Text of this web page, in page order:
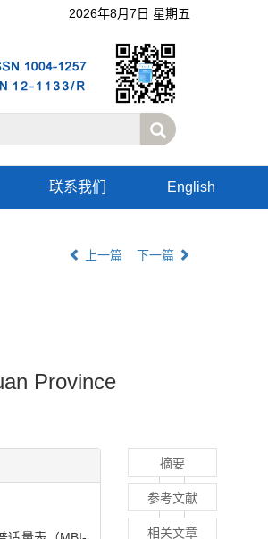
2026年8月7日 星期五
联系我们 English
上一篇 下一篇
Province
摘要
参考文献
相关文章